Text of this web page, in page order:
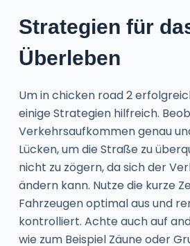
Strategien für
Überleben
Um in chicken road 2
einige Strategien hilfreich.
Verkehrsaufkommen genau
Lücken, um die Straße zu
nicht zu zögern, da sich der
ändern kann. Nutze die kurze
Fahrzeugen optimal aus und
kontrolliert. Achte auch auf
wie zum Beispiel Zäune oder